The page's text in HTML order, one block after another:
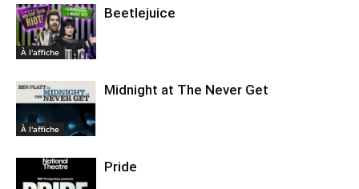
À l'affiche
Beetlejuice
À l'affiche
Midnight at The Never Get
Pride